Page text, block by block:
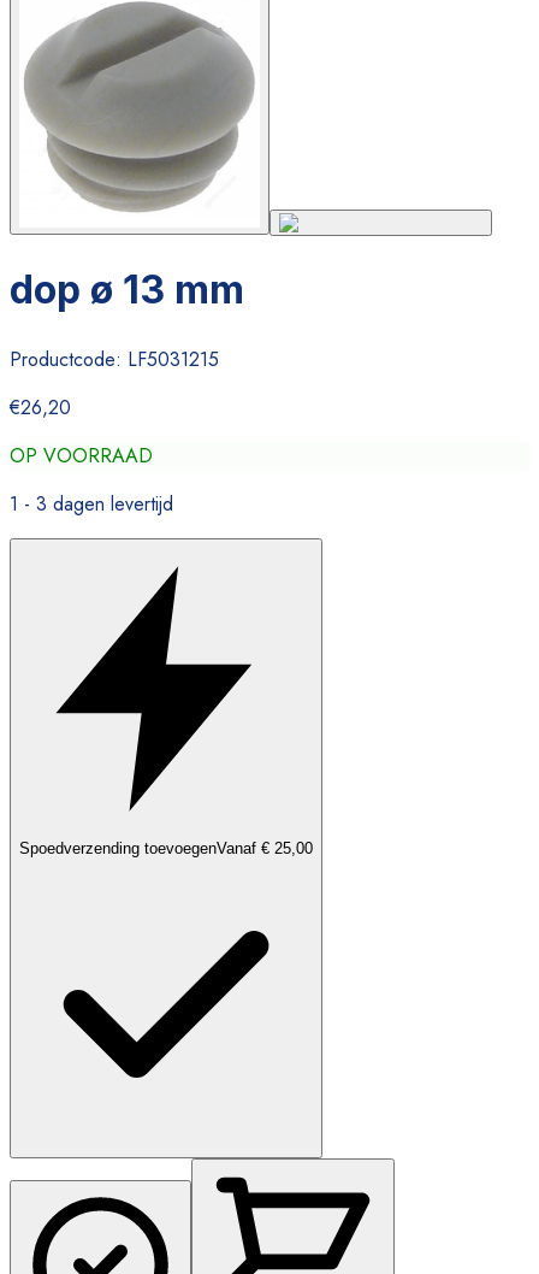
dop ø 13 mm
Productcode: LF5031215
€26,20
OP VOORRAAD
1 - 3 dagen levertijd
Spoedverzending toevoegenVanaf € 25,00